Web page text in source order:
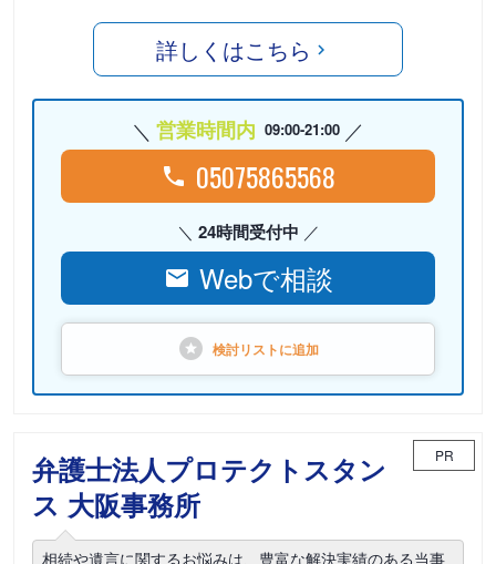
詳しくはこちら
営業時間内 09:00-21:00
05075865568
24時間受付中
Webで相談
検討リストに追加
弁護士法人プロテクトスタン
ス 大阪事務所
PR
相続や遺言に関するお悩みは、豊富な解決実績のある当事